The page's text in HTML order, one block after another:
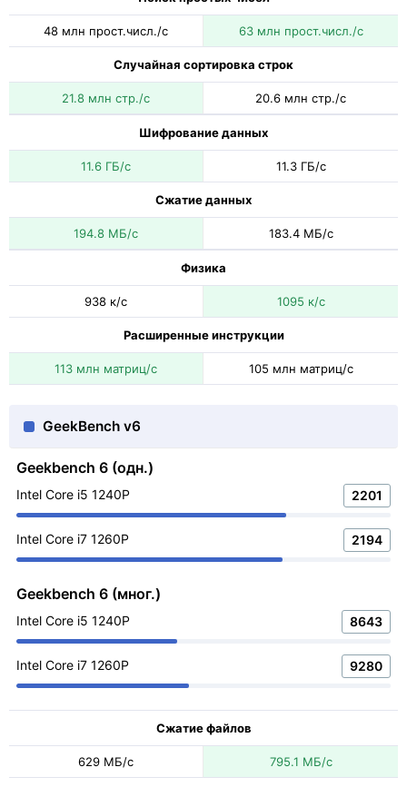
48 млн прост.числ./с 63 млн прост.числ./с
Случайная сортировка строк
21.8 млн стр./с 20.6 млн стр./с
Шифрование данных
11.6 ГБ/с 11.3 ГБ/с
Сжатие данных
194.8 МБ/с 183.4 МБ/с
Физика
938 к/с 1095 к/с
Расширенные инструкции
113 млн матриц/с 105 млн матриц/с
GeekBench v6
Geekbench 6 (одн.)
Intel Core i5 1240P 2201
Intel Core i7 1260P 2194
Geekbench 6 (мног.)
Intel Core i5 1240P 8643
Intel Core i7 1260P 9280
Сжатие файлов
629 МБ/с 795.1 МБ/с